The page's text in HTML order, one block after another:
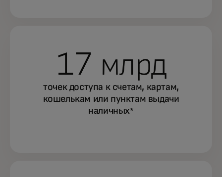
17 млрд
точек доступа к счетам, картам,
кошелькам или пунктам выдачи
наличных*